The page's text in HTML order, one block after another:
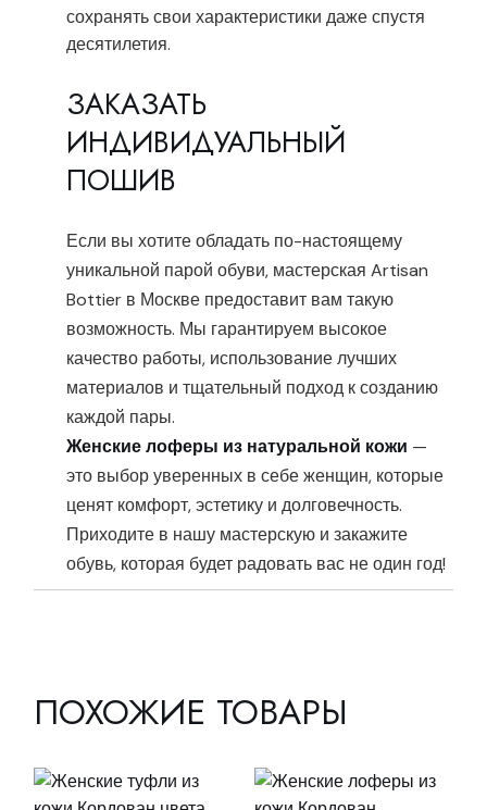
сохранять свои характеристики даже спустя
десятилетия.
ЗАКАЗАТЬ
ИНДИВИДУАЛЬНЫЙ
ПОШИВ
Если вы хотите обладать по-настоящему
уникальной парой обуви, мастерская Artisan
Bottier в Москве предоставит вам такую
возможность. Мы гарантируем высокое
качество работы, использование лучших
материалов и тщательный подход к созданию
каждой пары.
Женские лоферы из натуральной кожи —
это выбор уверенных в себе женщин, которые
ценят комфорт, эстетику и долговечность.
Приходите в нашу мастерскую и закажите
обувь, которая будет радовать вас не один год!
ПОХОЖИЕ ТОВАРЫ